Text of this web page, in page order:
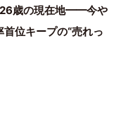
26歳の現在地━━今や
位キープの“売れっ